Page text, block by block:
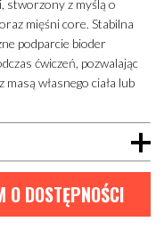
stworzony z myślą o
mięśni core. Stabilna
podparcie bioder
ćwiczeń, pozwalając
własnego ciała lub
O DOSTĘPNOŚCI